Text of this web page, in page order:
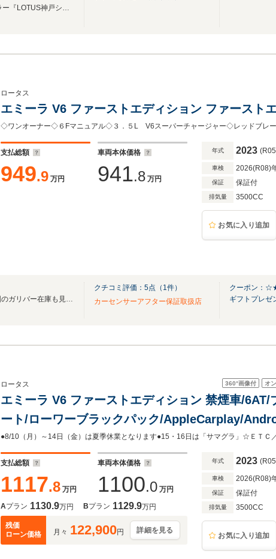
兵庫県唯一のLOTUS正規ディーラー『LOTUS神戸ショールーム』 ジーライオンGROUP運営
ロータス
エミーラ V6 ファーストエディション ファースト
支払総額
949.9 万円
車両本体価格
941.8 万円
年式 2023
車検 2026(R08)
保証 保証付
排気量 3500CC
お気に入り追加
無料電話は24時間ご案内！！全国のガリバー在庫も見たい方は一括照会が可能です！
クチコミ評価： 5点（ 1件）
カーセンサーアフター保証取扱店
クーポン：
ギフトプレ
360°画像付 オ
ロータス
エミーラ V6 ファーストエディション 禁煙車/6AT/
ート/ローワーブラックパック/AppleCarplay/
インチアルミ/First Editionバッジ/DPMドライブモ
支払総額
1117.8 万円
車両本体価格
1100.0 万円
Aプラン 1130.9万円 Bプラン 1129.9万円
残価
ローン価格
月々 122,900円 詳細を見る
年式 2023
車検 2026(R08)
保証 保証付
排気量 3500CC
お気に入り追加